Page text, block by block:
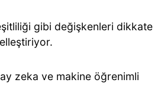
gibi değişkenleri dikkate
zeka ve makine öğrenimli